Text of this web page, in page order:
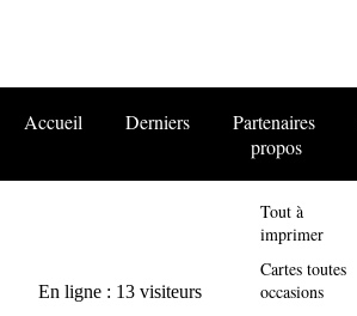
Accueil Derniers Partenaires
propos
Tout à
imprimer
Cartes toutes
occasions